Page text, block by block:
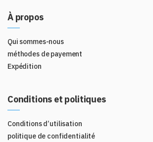
À propos
Qui sommes-nous
méthodes de payement
Expédition
Conditions et politiques
Conditions d’utilisation
politique de confidentialité